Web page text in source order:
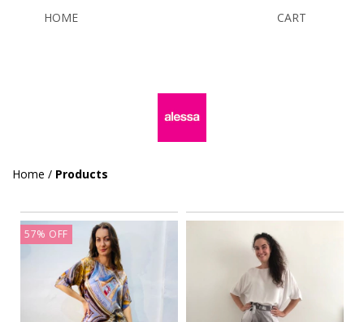
HOME CART
Home / Products
57% OFF